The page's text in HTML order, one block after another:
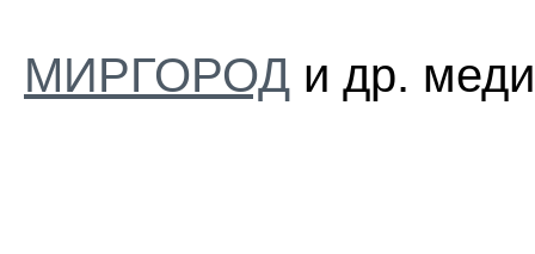
МИРГОРОД и др.